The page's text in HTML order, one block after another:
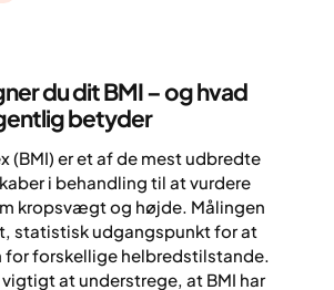
du dit BMI – og hvad
betyder
(BMI) er et af de mest udbredte
i behandling til at vurdere
kropsvægt og højde. Målingen
statistisk udgangspunkt for at
for forskellige helbredstilstande.
at understrege, at BMI har